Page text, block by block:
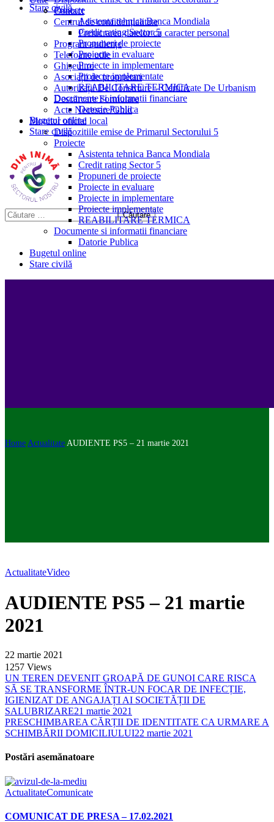
Stare civilă
Proiecte
Asistenta tehnica Banca Mondiala
Credit rating Sector 5
Propuneri de proiecte
Proiecte in evaluare
Proiecte in implementare
Proiecte implementate
REABILITARE TERMICA
Documente si informatii financiare
Datorie Publica
Bugetul online
Stare civilă
Contact
Centrul de confidențialitate
Prelucrarea datelor cu caracter personal
Program audiențe
Telefoane utile
Ghișeul.ro
Asociații de proprietari
Autorizații De Construire – Certificate De Urbanism
Descărcare Formulare
Acte Necesare/Ghid
Monitor oficial local
Dispozitiile emise de Primarul Sectorului 5
Proiecte
Asistenta tehnica Banca Mondiala
Credit rating Sector 5
Propuneri de proiecte
Proiecte in evaluare
Proiecte in implementare
Proiecte implementate
REABILITARE TERMICA
Documente si informatii financiare
Datorie Publica
Bugetul online
Stare civilă
Home Actualitate AUDIENTE PS5 – 21 martie 2021
ActualitateVideo
AUDIENTE PS5 – 21 martie
2021
22 martie 2021
1257 Views
UN TEREN DEVENIT GROAPĂ DE GUNOI CARE RISCA
SĂ SE TRANSFORME ÎNTR-UN FOCAR DE INFECȚIE,
IGIENIZAT DE ANGAJAȚI AI SOCIETĂȚII DE
SALUBRIZARE21 martie 2021
PRESCHIMBAREA CĂRȚII DE IDENTITATE CA URMARE A
SCHIMBĂRII DOMICILIULUI22 martie 2021
Postări asemănatoare
ActualitateComunicate
COMUNICAT DE PRESA – 17.02.2021